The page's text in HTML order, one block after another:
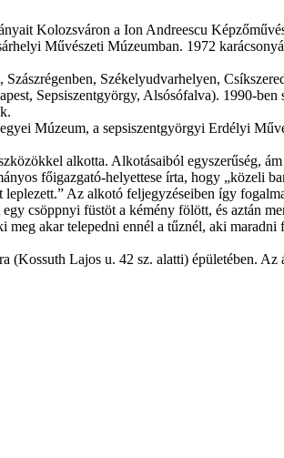
Kolozsváron a Ion Andreescu
Művészeti Múzeumban. 1972
Székelyudvarhelyen,
Sepsiszentgyörgy, Alsósófalva). 1990-
Múzeum, a sepsiszentgyörgyi Erdélyi
alkotta. Alkotásaiból egyszerűség,
főigazgató-helyettese írta, hogy „közeli
Az alkotó feljegyzéseiben így
csöppnyi füstöt a kémény fölött, és aztán
akar telepedni ennél a tűznél, aki maradni
Lajos u. 42 sz. alatti) épületében.